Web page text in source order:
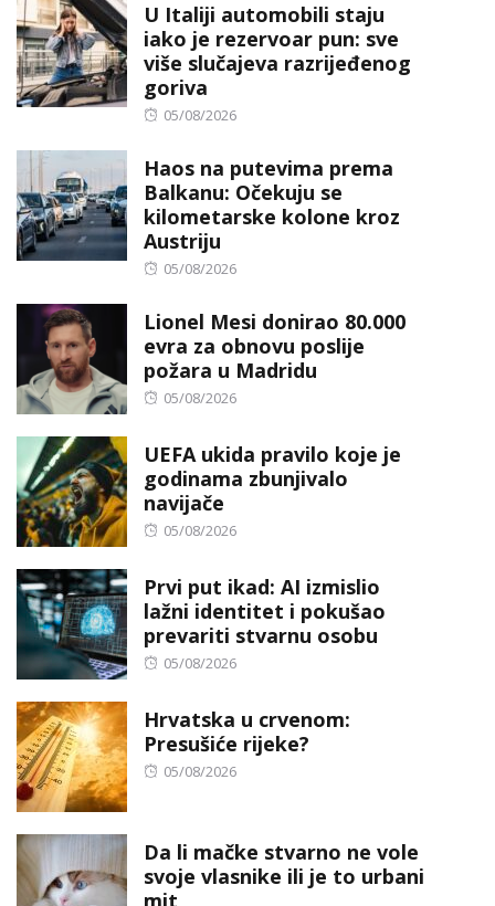
U Italiji automobili staju
iako je rezervoar pun: sve
više slučajeva razrijeđenog
goriva
Posted
05/08/2026
Haos na putevima prema
Balkanu: Očekuju se
kilometarske kolone kroz
Austriju
Posted
05/08/2026
Lionel Mesi donirao 80.000
evra za obnovu poslije
požara u Madridu
Posted
05/08/2026
UEFA ukida pravilo koje je
godinama zbunjivalo
navijače
Posted
05/08/2026
Prvi put ikad: AI izmislio
lažni identitet i pokušao
prevariti stvarnu osobu
Posted
05/08/2026
Hrvatska u crvenom:
Presušiće rijeke?
Posted
05/08/2026
Da li mačke stvarno ne vole
svoje vlasnike ili je to urbani
mit